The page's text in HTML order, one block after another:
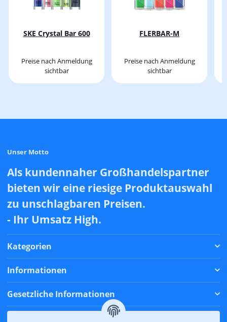
SKE Crystal Bar 600
Preise nach Anmeldung
sichtbar
FLERBAR-M
Preise nach Anmeldung
sichtbar
Unser Motto
Als kundennaher Großhandelspartner
bieten wir eine riesige Produktauswahl
zu unschlagbaren Preisen.
- Ihr Umsatz High.
Kategorien
Informationen
Gesetzliche Informationen